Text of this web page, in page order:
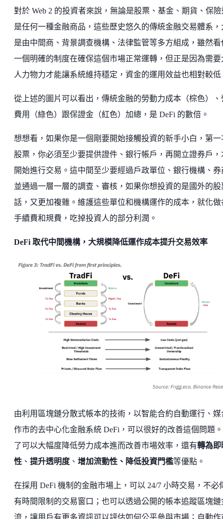
對於 Web 2 的投資者來說，無論是股票、基金、期貨、保
是任何一種金融商品，這些歷史悠久的傳統金融交易體系，
是由中間商、背景調查機構、法律監管等多方組成，雖然看
一個明確的制度在確保這個市場正常運轉，但正是因為需要
人力物力才能讓系統維持穩定，資金的運用效益也相對較低
從上述的圖片可以看出，傳統金融的勞動力成本（棕色）、
費用（綠色）跟保證金（紅色）加總，是 DeFi 的數倍。
想想看，如果你是一個剛要開始接觸投資的新手小白，第一
股票，你必須至少要提供證件、銀行帳戶，再開立證券戶，
開始進行交易。這中間至少要經過戶政單位、銀行機構、券
並通過一層一層的調查、審核，如果你想投資的是國外的股
話，又更加複雜。維護這些單位和機構運作的成本，就化做
手續費和規費，吃掉投資人的部分利潤。
DeFi 取代中間機構，大規模降低運作成本提升交易效率
由利用區塊鏈分散式帳本的技術，以智能合約自動運行、媒
作市的去中心化金融系統 DeFi，可以很好的改善這個問題
了可以大幅度降低勞力成本進而改善市場效率，還有轉為即
性 、 提升透明度 、 增加流動性、降低投資門檻等優點。
在採用 DeFi 機制的金融市場上，可以 24/7 小時交易，不必
有時間限制的交易窗口；也可以透過公開的帳本追蹤區塊鏈